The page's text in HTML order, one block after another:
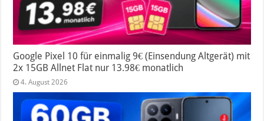
Google Pixel 10 für einmalig 9€ (Einsendung Altgerät) mit
2x 15GB Allnet Flat nur 13.98€ monatlich
4. August 2026